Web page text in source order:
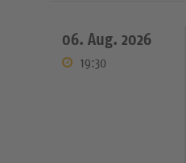
06. Aug. 2026
19:30